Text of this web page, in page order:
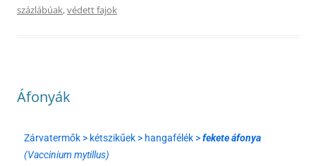
százlábúak,védett fajok
Áfonyák
Zárvatermők > kétszikűek > hangafélék >fekete áfonya
(Vaccinium mytillus)